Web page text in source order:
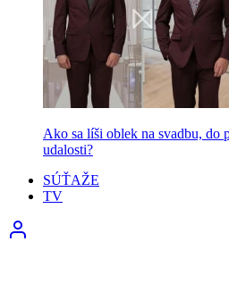
Ako sa líši oblek na svadbu, do
udalosti?
SÚŤAŽE
TV